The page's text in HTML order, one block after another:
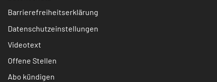
Barrierefreiheitserklärung
Datenschutzeinstellungen
Videotext
Offene Stellen
Abo kündigen